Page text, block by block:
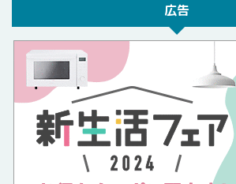
広告